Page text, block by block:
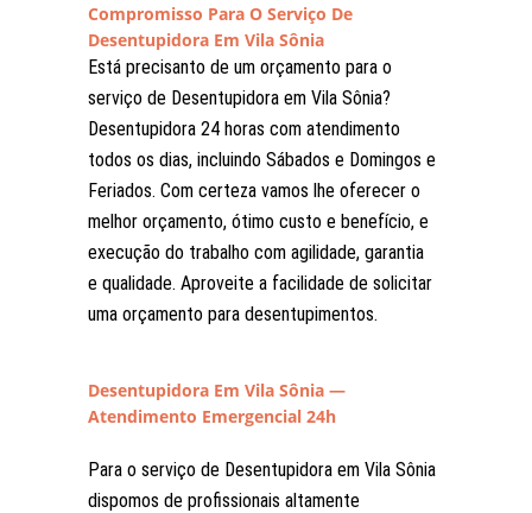
Compromisso Para O Serviço De
Desentupidora Em Vila Sônia
Está precisanto de um orçamento para o
serviço de Desentupidora em Vila Sônia?
Desentupidora 24 horas com atendimento
todos os dias, incluindo Sábados e Domingos e
Feriados. Com certeza vamos lhe oferecer o
melhor orçamento, ótimo custo e benefício, e
execução do trabalho com agilidade, garantia
e qualidade. Aproveite a facilidade de solicitar
uma orçamento para desentupimentos.
Desentupidora Em Vila Sônia —
Atendimento Emergencial 24h
Para o serviço de Desentupidora em Vila Sônia
dispomos de profissionais altamente